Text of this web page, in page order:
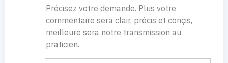
Précisez votre demande. Plus votre
commentaire sera clair, précis et conçis,
meilleure sera notre transmission au
praticien.